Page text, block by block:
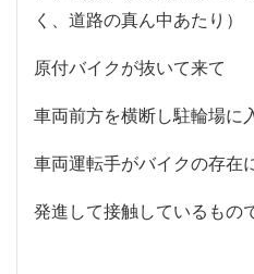
く、道路の真ん中あたり）
原付バイクが抜いて来て
車両前方を横断し駐輪場に
車両運転手がバイクの存在
発進して接触しているもの